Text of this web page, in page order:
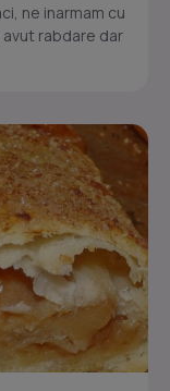
ne inarmam cu
avut rabdare dar